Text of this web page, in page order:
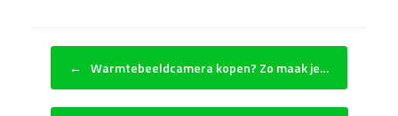
Bericht navigatie
← Warmtebeeldcamera kopen? Zo maak je…